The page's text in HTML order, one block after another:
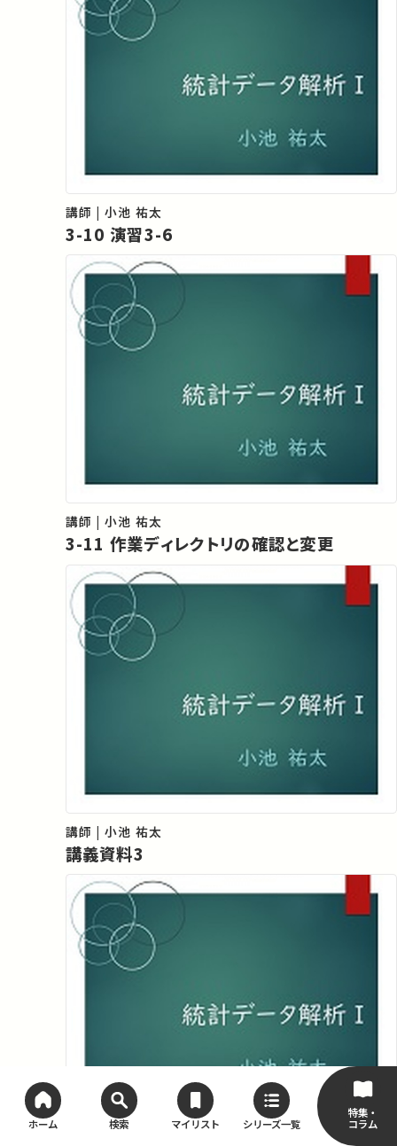
ホーム 検索 マイリスト シリーズ一覧
特集・
コラム
講師 | 小池 祐太
3-10 演習3-6
講師 | 小池 祐太
3-11 作業ディレクトリの確認と変更
講師 | 小池 祐太
講義資料3